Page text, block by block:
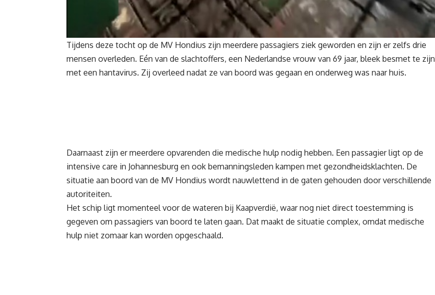
Tijdens deze tocht op de MV Hondius zijn meerdere passagiers ziek geworden en zijn er zelfs drie
mensen overleden. Eén van de slachtoffers, een Nederlandse vrouw van 69 jaar, bleek besmet te zijn
met een hantavirus. Zij overleed nadat ze van boord was gegaan en onderweg was naar huis.
Daarnaast zijn er meerdere opvarenden die medische hulp nodig hebben. Een passagier ligt op de
intensive care in Johannesburg en ook bemanningsleden kampen met gezondheidsklachten. De
situatie aan boord van de MV Hondius wordt nauwlettend in de gaten gehouden door verschillende
autoriteiten.
Het schip ligt momenteel voor de wateren bij Kaapverdië, waar nog niet direct toestemming is
gegeven om passagiers van boord te laten gaan. Dat maakt de situatie complex, omdat medische
hulp niet zomaar kan worden opgeschaald.